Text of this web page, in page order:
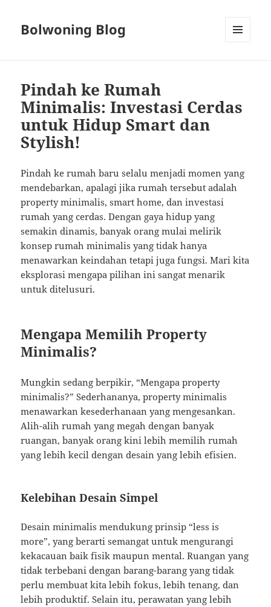
Bolwoning Blog
Pindah ke Rumah
Minimalis: Investasi Cerdas
untuk Hidup Smart dan
Stylish!
Pindah ke rumah baru selalu menjadi momen yang
mendebarkan, apalagi jika rumah tersebut adalah
property minimalis, smart home, dan investasi
rumah yang cerdas. Dengan gaya hidup yang
semakin dinamis, banyak orang mulai melirik
konsep rumah minimalis yang tidak hanya
menawarkan keindahan tetapi juga fungsi. Mari kita
eksplorasi mengapa pilihan ini sangat menarik
untuk ditelusuri.
Mengapa Memilih Property
Minimalis?
Mungkin sedang berpikir, “Mengapa property
minimalis?” Sederhananya, property minimalis
menawarkan kesederhanaan yang mengesankan.
Alih-alih rumah yang megah dengan banyak
ruangan, banyak orang kini lebih memilih rumah
yang lebih kecil dengan desain yang lebih efisien.
Kelebihan Desain Simpel
Desain minimalis mendukung prinsip “less is
more”, yang berarti semangat untuk mengurangi
kekacauan baik fisik maupun mental. Ruangan yang
tidak terbebani dengan barang-barang yang tidak
perlu membuat kita lebih fokus, lebih tenang, dan
lebih produktif. Selain itu, perawatan yang lebih